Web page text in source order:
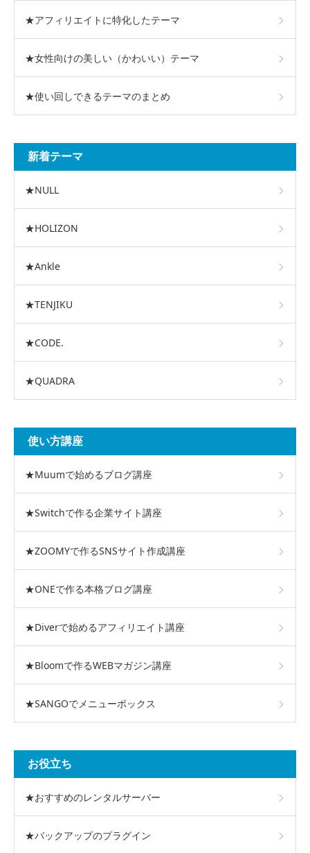
★アフィリエイトに特化したテーマ
★女性向けの美しい（かわいい）テーマ
★使い回しできるテーマのまとめ
新着テーマ
★NULL
★HOLIZON
★Ankle
★TENJIKU
★CODE.
★QUADRA
使い方講座
★Muumで始めるブログ講座
★Switchで作る企業サイト講座
★ZOOMYで作るSNSサイト作成講座
★ONEで作る本格ブログ講座
★Diverで始めるアフィリエイト講座
★Bloomで作るWEBマガジン講座
★SANGOでメニューボックス
お役立ち
★おすすめのレンタルサーバー
★バックアップのプラグイン